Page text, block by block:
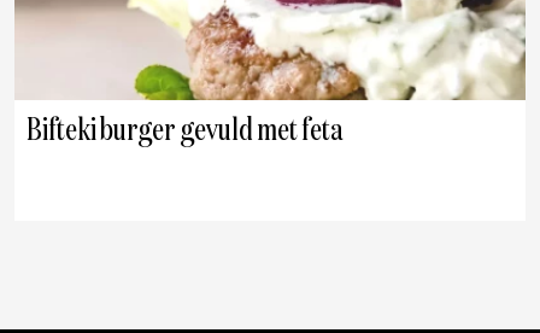
Bifteki burger gevuld met feta